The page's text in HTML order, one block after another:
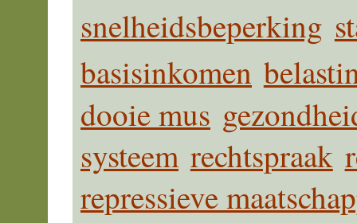
snelheidsbeperking
basisinkomen
dooie mus
systeem rechtspraak
repressieve